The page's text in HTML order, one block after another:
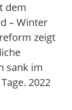
dem
– Winter
zeigt
sank im
2022